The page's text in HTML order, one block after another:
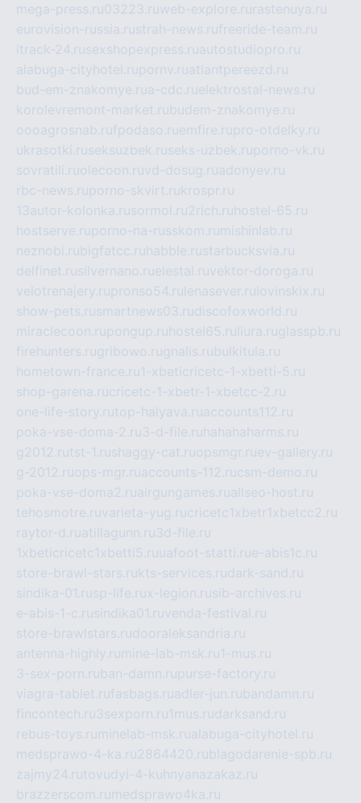
mega-press.ru03223.ruweb-explore.ru rastenuya.ru
eurovision-russia.rustrah-news.rufreeride-team.ru
itrack-24.rusexshopexpress.ruautostudiopro.ru
alabuga-cityhotel.rupornv.ruatlantpereezd.ru
bud-em-znakomye.rua-cdc.ruelektrostal-news.ru
korolevremont-market.rubudem-znakomye.ru
oooagrosnab.rufpodaso.ruemfire.rupro-otdelky.ru
ukrasotki.ruseksuzbek.ruseks-uzbek.ruporno-vk.ru
sovratili.ruolecoon.ruvd-dosug.ruadonyev.ru
rbc-news.ruporno-skvirt.rukrospr.ru
13autor-kolonka.rusormol.ru2rich.ru hostel-65.ru
hostserve.ruporno-na-russkom.ru mishinlab.ru
neznobi.rubigfatcc.ru habble.rustarbucksvia.ru
delfinet.rusilvernano.ruelestal.ruvektor-doroga.ru
velotrenajery.rupronso54.ru lenasever.ru lovinskix.ru
show-pets.rusmartnews03.rudiscofoxworld.ru
miraclecoon.rupongup.ru hostel65.ru liura.ruglasspb.ru
firehunters.rugribowo.rugnalis.rubulkitula.ru
hometown-france.ru1-xbeticricetc-1-xbetti-5.ru
shop-garena.rucricetc-1-xbetr-1-xbetcc-2.ru
one-life-story.rutop-halyava.ruaccounts112.ru
poka-vse-doma-2.ru3-d-file.ru hahahaharms.ru
g2012.rutst-1.rushaggy-cat.ruopsmgr.ruev-gallery.ru
g-2012.ruops-mgr.ruaccounts-112.rucsm-demo.ru
poka-vse-doma2.ruairgungames.ruallseo-host.ru
tehosmotre.ruvarieta-yug.rucricetc1xbetr1xbetcc2.ru
raytor-d.ruatillagunn.ru3d-file.ru
1xbeticricetc1xbetti5.ruuafoot-statti.rue-abis1c.ru
store-brawl-stars.rukts-services.rudark-sand.ru
sindika-01.rusp-life.rux-legion.rusib-archives.ru
e-abis-1-c.rusindika01.ruvenda-festival.ru
store-brawlstars.rudooraleksandria.ru
antenna-highly.ru mine-lab-msk.ru1-mus.ru
3-sex-porn.ruban-damn.rupurse-factory.ru
viagra-tablet.rufasbags.ruadler-jun.rubandamn.ru
fincontech.ru3sexporn.ru1mus.rudarksand.ru
rebus-toys.ru minelab-msk.rualabuga-cityhotel.ru
medsprawo-4-ka.ru2864420.rublagodarenie-spb.ru
zajmy24.rutovudyi-4-kuhnyanazakaz.ru
brazzerscom.ru medsprawo4ka.ru